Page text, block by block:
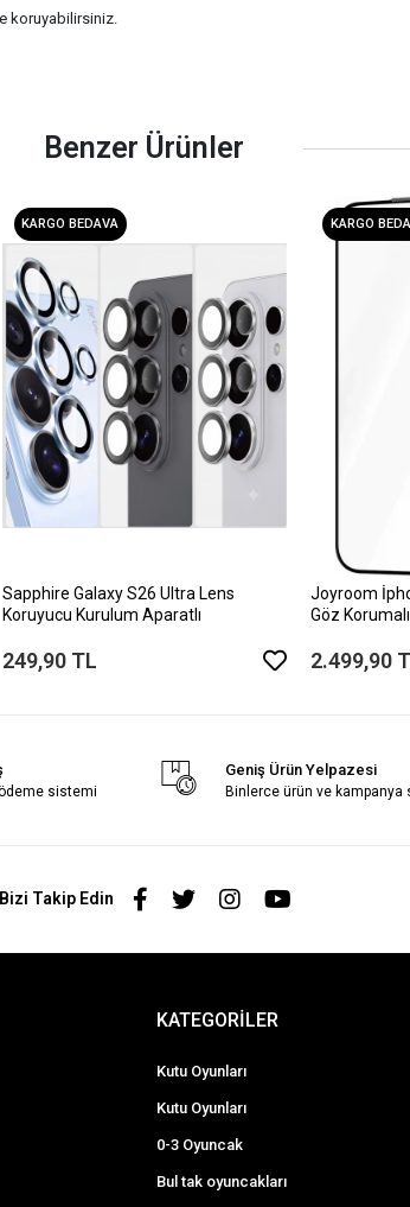
koruyabilirsiniz.
Benzer Ürünler
KARGO BEDAVA
Sapphire Galaxy S26 Ultra Lens
Koruyucu Kurulum Aparatlı
249,90 TL
KARGO
Joyroom
Göz
2.499,90
sistemi
Geniş Ürün Yelpazesi
Binlerce ürün ve kampanya
Bizi Takip Edin
KATEGORİLER
Kutu Oyunları
Kutu Oyunları
0-3 Oyuncak
Bul tak oyuncakları